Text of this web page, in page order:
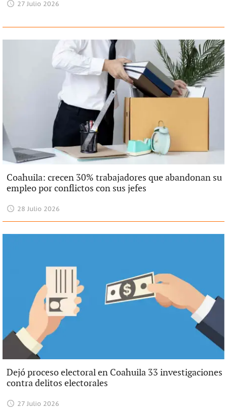
27 Julio 2026
Coahuila: crecen 30% trabajadores que abandonan su
empleo por conflictos con sus jefes
28 Julio 2026
Dejó proceso electoral en Coahuila 33 investigaciones
contra delitos electorales
27 Julio 2026